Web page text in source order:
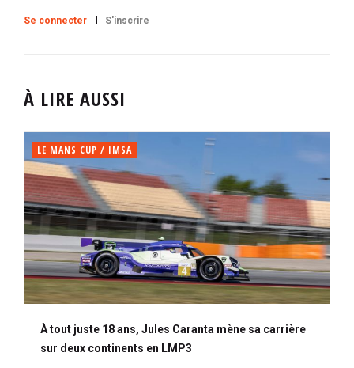
Se connecter S'inscrire
À LIRE AUSSI
LE MANS CUP / IMSA
À tout juste 18 ans, Jules Caranta mène sa carrière
sur deux continents en LMP3